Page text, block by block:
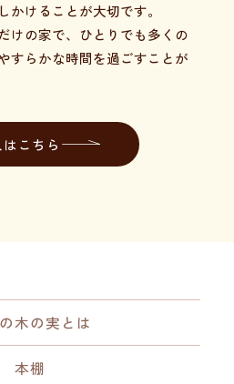
かけることが大切です。
けの家で、ひとりでも多くの
すらかな時間を過ごすことが
こちら
木の実とは
本棚